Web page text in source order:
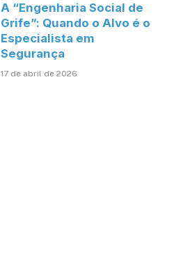
A “Engenharia Social de
Grife”: Quando o Alvo é o
Especialista em
Segurança
17 de abril de 2026